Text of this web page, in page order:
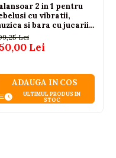
2 in 1 pentru
cu vibratii,
si bara cu jucarii,
ani, max. 20 kg
Lei
Lei
ADAUGA IN COS
ULTIMUL PRODUS IN
STOC